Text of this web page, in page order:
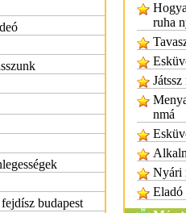
budapest
ruha
nmá
Nyári
Eladó